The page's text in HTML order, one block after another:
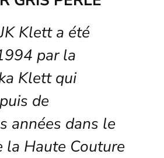
Klett a été
par la
Klett qui
de
années dans le
la Haute Couture